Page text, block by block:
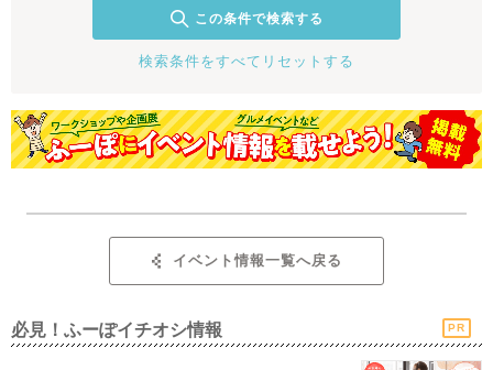
この条件で検索する
検索条件をすべてリセットする
イベント情報一覧へ戻る
必見！ふーぽイチオシ情報 PR